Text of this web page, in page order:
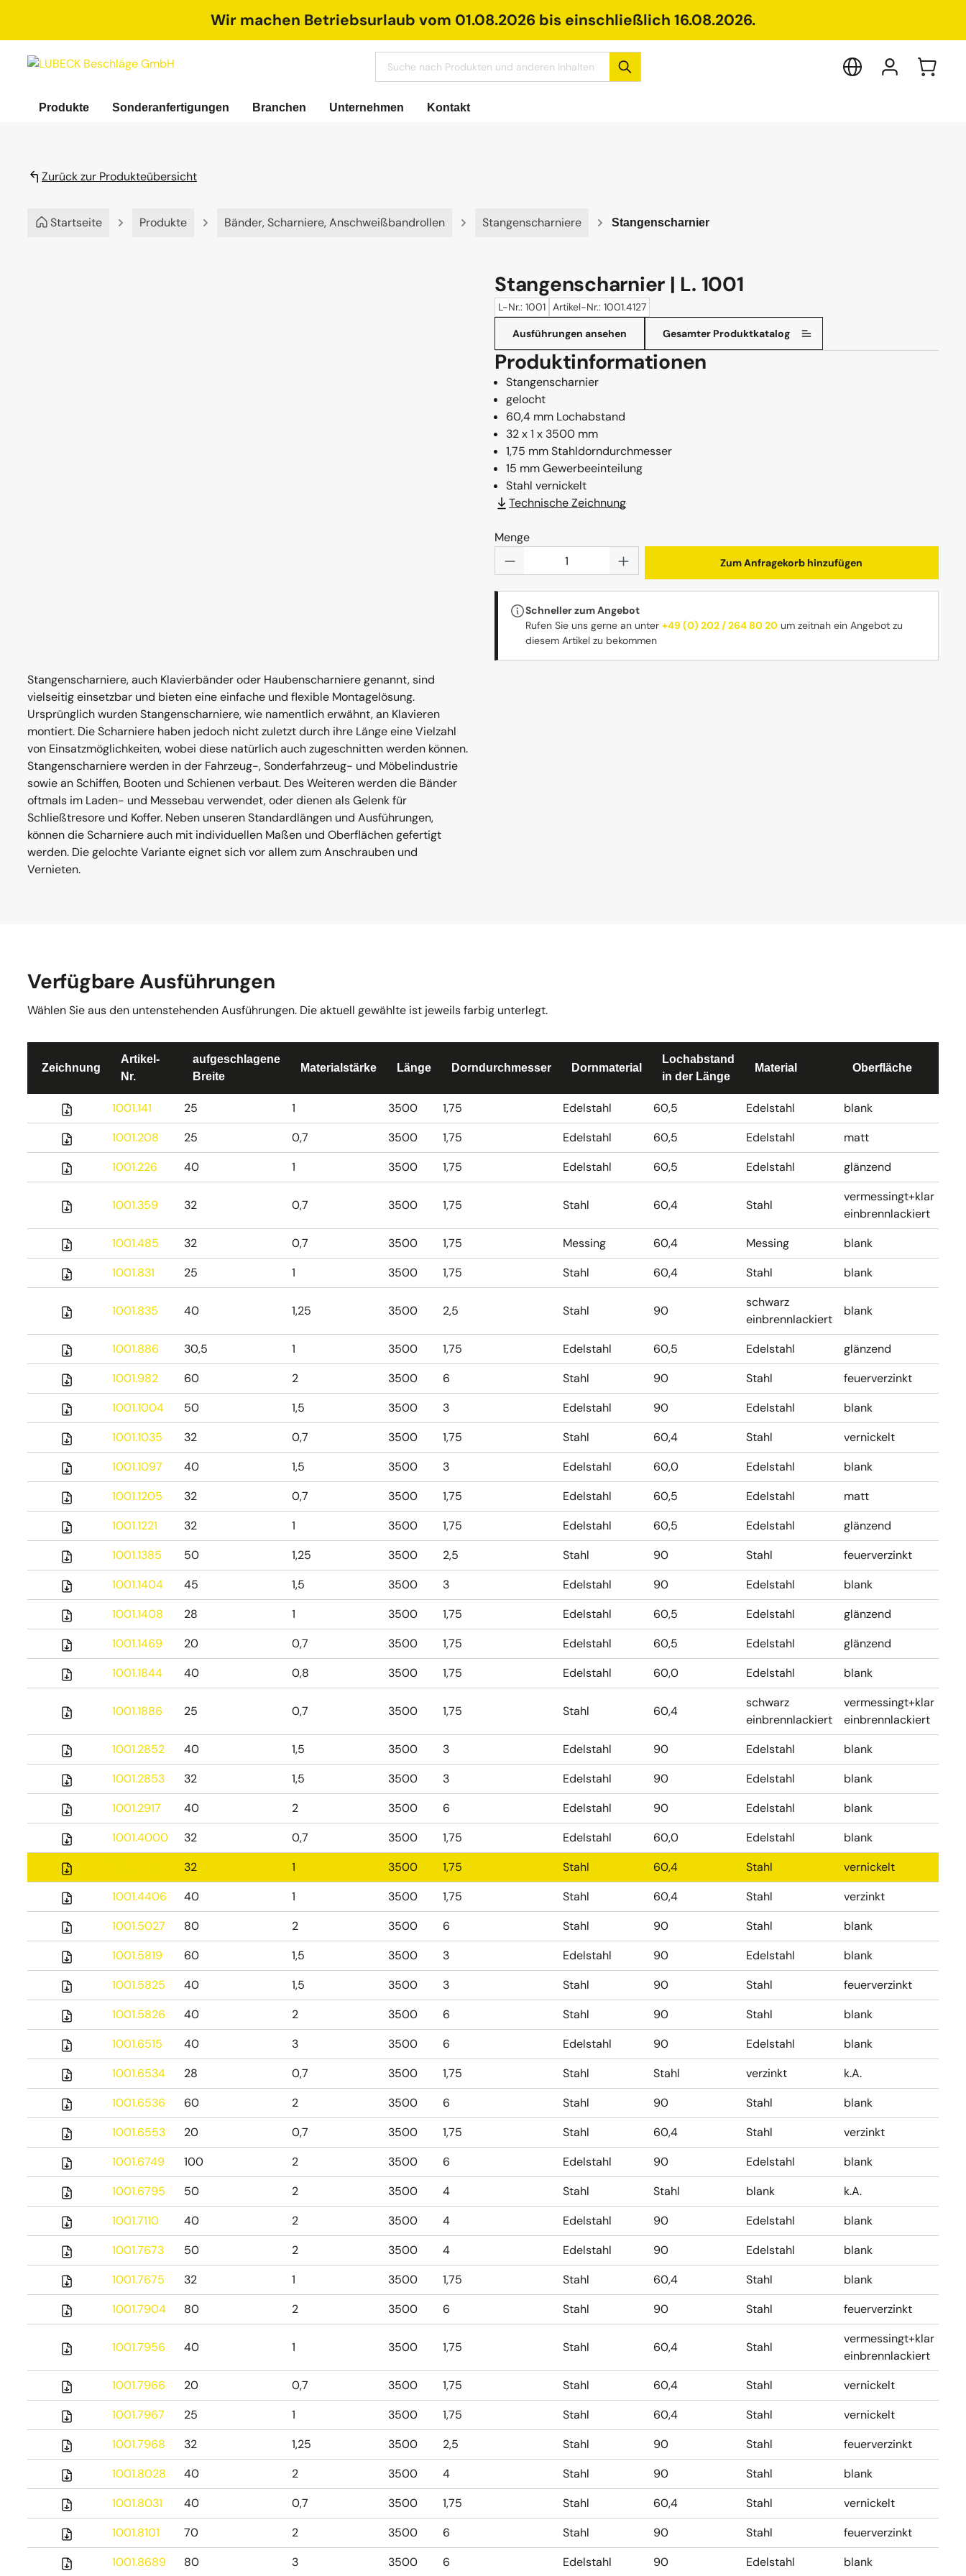
Zur Hauptnavigation springenWir machen Betriebsurlaub vom 01.08.2026 bis einschließlich 16.08.2026.
Produkte Sonderanfertigungen Branchen Unternehmen Kontakt
Zurück zur Produkteübersicht
Startseite Produkte Bänder, Scharniere, Anschweißbandrollen Stangenscharniere Stangenscharnier
Stangenscharniere, auch Klavierbänder oder Haubenscharniere genannt, sind
vielseitig einsetzbar und bieten eine einfache und flexible Montagelösung.
Ursprünglich wurden Stangenscharniere, wie namentlich erwähnt, an Klavieren
montiert. Die Scharniere haben jedoch nicht zuletzt durch ihre Länge eine Vielzahl
von Einsatzmöglichkeiten, wobei diese natürlich auch zugeschnitten werden können.
Stangenscharniere werden in der Fahrzeug-, Sonderfahrzeug- und Möbelindustrie
sowie an Schiffen, Booten und Schienen verbaut. Des Weiteren werden die Bänder
oftmals im Laden- und Messebau verwendet, oder dienen als Gelenk für
Schließtresore und Koffer. Neben unseren Standardlängen und Ausführungen,
können die Scharniere auch mit individuellen Maßen und Oberflächen gefertigt
werden. Die gelochte Variante eignet sich vor allem zum Anschrauben und
Vernieten.
Stangenscharnier | L. 1001
L-Nr.: 1001 Artikel-Nr.: 1001.4127
Ausführungen ansehen Gesamter Produktkatalog
Produktinformationen
Stangenscharnier
gelocht
60,4 mm Lochabstand
32 x 1 x 3500 mm
1,75 mm Stahldorndurchmesser
15 mm Gewerbeeinteilung
Stahl vernickelt
Technische Zeichnung
Menge
Produkt Anzahl: Gib den gewünschten Wert ein oder
Zum Anfragekorb hinzufügen
Schneller zum Angebot
Rufen Sie uns gerne an unter +49 (0) 202 / 264 80 20 um zeitnah ein Angebot zu
diesem Artikel zu bekommen
Verfügbare Ausführungen
Wählen Sie aus den untenstehenden Ausführungen. Die aktuell gewählte ist jeweils farbig unterlegt.
Zeichnung
Artikel-
Nr.
aufgeschlagene
Breite
Materialstärke Länge Dorndurchmesser Dornmaterial
Lochabstand
in der Länge
Material Oberfläche
1001.141 25 1 3500 1,75 Edelstahl 60,5 Edelstahl
blank
1001.208
25 0,7 3500 1,75 Edelstahl 60,5 Edelstahl
matt
1001.226
40 1 3500 1,75 Edelstahl 60,5 Edelstahl glänzend
1001.359 32 0,7 3500 1,75 Stahl 60,4 Stahl
vermessingt+klar
einbrennlackiert
1001.485
32 0,7 3500 1,75 Messing 60,4 Messing
blank
1001.831
25 1 3500 1,75 Stahl 60,4 Stahl blank
1001.835 40 1,25 3500 2,5 Stahl 90
schwarz
einbrennlackiert
blank
1001.886 30,5 1 3500 1,75 Edelstahl 60,5 Edelstahl
glänzend
1001.982
60 2 3500 6 Stahl 90 Stahl
feuerverzinkt
1001.1004
50 1,5 3500 3 Edelstahl 90 Edelstahl
blank
1001.1035
32 0,7 3500 1,75 Stahl 60,4 Stahl
vernickelt
1001.1097
40 1,5 3500 3 Edelstahl 60,0 Edelstahl
blank
1001.1205
32 0,7 3500 1,75 Edelstahl 60,5 Edelstahl
matt
1001.1221
32 1 3500 1,75 Edelstahl 60,5 Edelstahl
glänzend
1001.1385
50 1,25 3500 2,5 Stahl 90 Stahl
feuerverzinkt
1001.1404
45 1,5 3500 3 Edelstahl 90 Edelstahl
blank
1001.1408
28 1 3500 1,75 Edelstahl 60,5 Edelstahl
glänzend
1001.1469
20 0,7 3500 1,75 Edelstahl 60,5 Edelstahl
glänzend
1001.1844
40 0,8 3500 1,75 Edelstahl 60,0 Edelstahl blank
1001.1886 25 0,7 3500 1,75 Stahl 60,4
schwarz
einbrennlackiert
vermessingt+klar
einbrennlackiert
1001.2852
40 1,5 3500 3 Edelstahl 90 Edelstahl
blank
1001.2853
32 1,5 3500 3 Edelstahl 90 Edelstahl
blank
1001.2917
40 2 3500 6 Edelstahl 90 Edelstahl
blank
1001.4000
32 0,7 3500 1,75 Edelstahl 60,0 Edelstahl
blank
32 1 3500 1,75 Stahl 60,4 Stahl
vernickelt
1001.4406
40 1 3500 1,75 Stahl 60,4 Stahl
verzinkt
1001.5027
80 2 3500 6 Stahl 90 Stahl
blank
1001.5819
60 1,5 3500 3 Edelstahl 90 Edelstahl
blank
1001.5825
40 1,5 3500 3 Stahl 90 Stahl
feuerverzinkt
1001.5826
40 2 3500 6 Stahl 90 Stahl
blank
1001.6515
40 3 3500 6 Edelstahl 90 Edelstahl
blank
1001.6534
28 0,7 3500 1,75 Stahl Stahl verzinkt
k.A.
1001.6536
60 2 3500 6 Stahl 90 Stahl
blank
1001.6553
20 0,7 3500 1,75 Stahl 60,4 Stahl
verzinkt
1001.6749
100 2 3500 6 Edelstahl 90 Edelstahl
blank
1001.6795
50 2 3500 4 Stahl Stahl blank
k.A.
1001.7110
40 2 3500 4 Edelstahl 90 Edelstahl
blank
1001.7673
50 2 3500 4 Edelstahl 90 Edelstahl
blank
1001.7675
32 1 3500 1,75 Stahl 60,4 Stahl
blank
1001.7904
80 2 3500 6 Stahl 90 Stahl feuerverzinkt
1001.7956 40 1 3500 1,75 Stahl 60,4 Stahl
vermessingt+klar
einbrennlackiert
1001.7966
20 0,7 3500 1,75 Stahl 60,4 Stahl
vernickelt
1001.7967
25 1 3500 1,75 Stahl 60,4 Stahl
vernickelt
1001.7968
32 1,25 3500 2,5 Stahl 90 Stahl
feuerverzinkt
1001.8028
40 2 3500 4 Stahl 90 Stahl
blank
1001.8031
40 0,7 3500 1,75 Stahl 60,4 Stahl
vernickelt
1001.8101
70 2 3500 6 Stahl 90 Stahl
feuerverzinkt
1001.8689
80 3 3500 6 Edelstahl 90 Edelstahl blank